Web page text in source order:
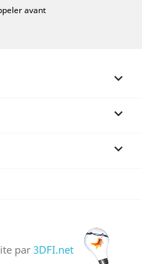
avant



par 3DFI.net